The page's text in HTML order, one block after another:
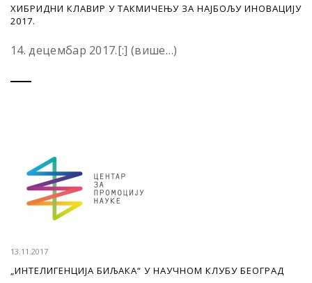
ХИБРИДНИ КЛАВИР У ТАКМИЧЕЊУ ЗА НАЈБОЉУ ИНОВАЦИЈУ
2017.
14. децембар 2017.[:] (више…)
13.11.2017
„ИНТЕЛИГЕНЦИЈА БИЉАКА“ У НАУЧНОМ КЛУБУ БЕОГРАД